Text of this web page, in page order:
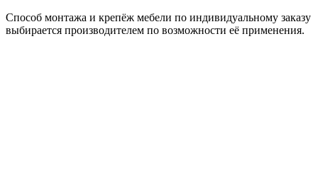
Способ монтажа и крепёж мебели по индивидуальному заказу
выбирается производителем по возможности её применения.